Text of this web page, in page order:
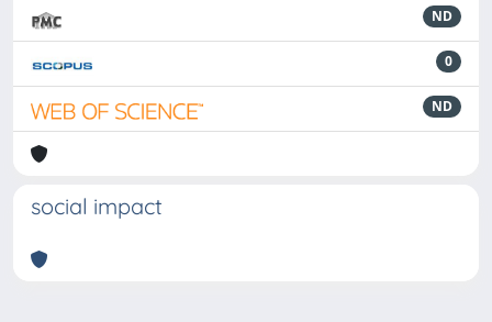
ND
0
ND
social impact